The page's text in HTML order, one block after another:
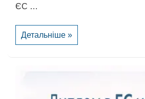
ЄС …
Екологічна
дуель:
ЄС
Детальніше »